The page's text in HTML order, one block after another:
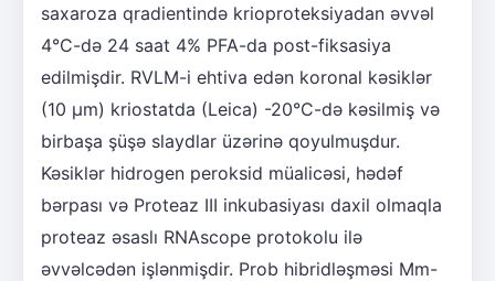
saxaroza qradientində krioproteksiyadan əvvəl
4°C-də 24 saat 4% PFA-da post-fiksasiya
edilmişdir. RVLM-i ehtiva edən koronal kəsiklər
(10 µm) kriostatda (Leica) -20°C-də kəsilmiş və
birbaşa şüşə slaydlar üzərinə qoyulmuşdur.
Kəsiklər hidrogen peroksid müalicəsi, hədəf
bərpası və Proteaz III inkubasiyası daxil olmaqla
proteaz əsaslı RNAscope protokolu ilə
əvvəlcədən işlənmişdir. Prob hibridləşməsi Mm-